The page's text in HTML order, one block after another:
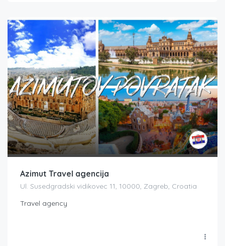
Azimut Travel agencija
Ul. Susedgradski vidikovec 11, 10000, Zagreb, Croatia
Travel agency